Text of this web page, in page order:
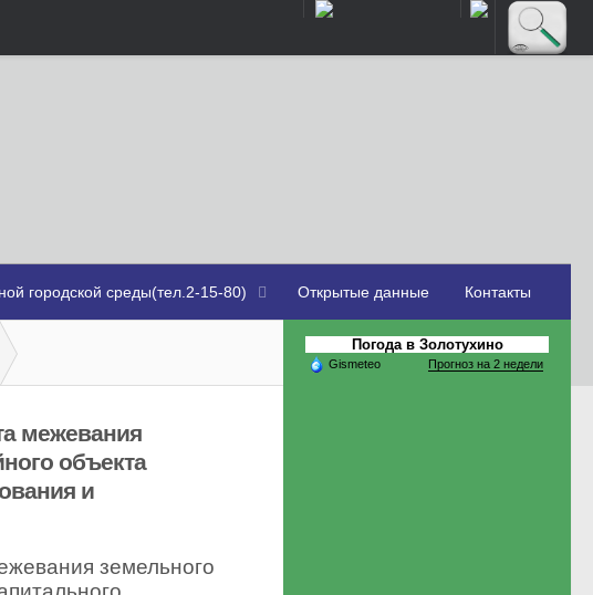
городской среды(тел.2-15-80) Открытые данные Контакты
и строительства
межевания
объекта
и
земельного
Погода в Золотухино
Gismeteo Прогноз на 2 недели